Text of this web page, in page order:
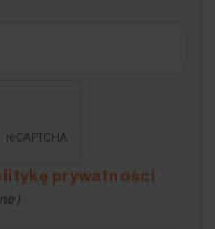
prywatności